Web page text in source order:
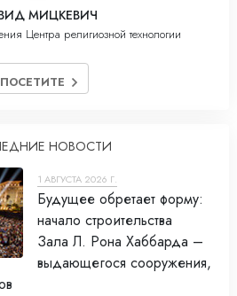
МИЦКЕВИЧ
Центра религиозной технологии
ПОСЕТИТЕ
НОВОСТИ
1 АВГУСТА 2026 Г.
Будущее обретает форму:
начало строительства
Зала Л. Рона Хаббарда –
выдающегося сооружения,